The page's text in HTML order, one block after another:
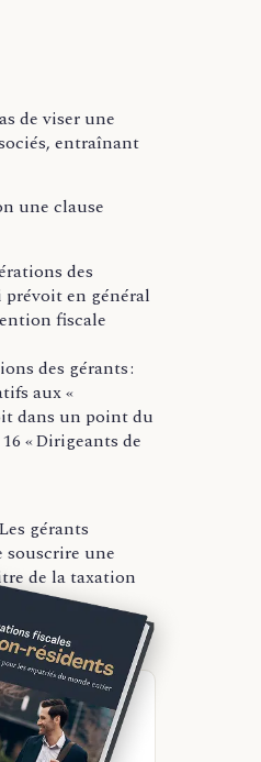
de viser une
entraînant
une clause
des
prévoit en général
fiscale
des gérants :
aux «
dans un point du
« Dirigeants de
gérants
une
de la taxation